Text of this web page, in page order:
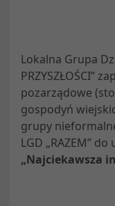
Lokalna Grupa
PRZYSZŁOŚCI”
pozarządowe
gospodyń
grupy
LGD „RAZEM” do
„Najciekawsza